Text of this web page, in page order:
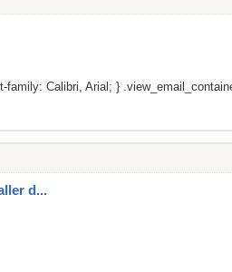
Calibri, Arial; }
d...